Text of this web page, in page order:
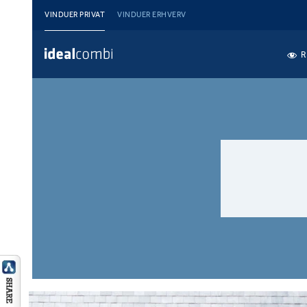
VINDUER PRIVAT VINDUER ERHVERV